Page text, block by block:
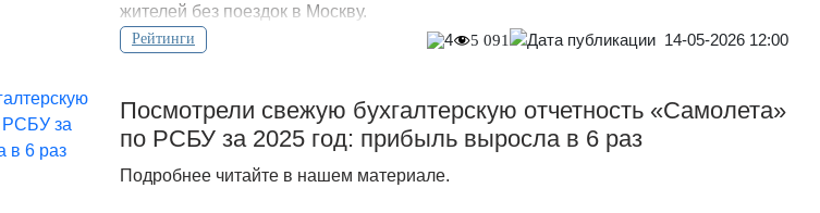
жителей без поездок в Москву.
Рейтинги 4 5 091 14-05-2026 12:00
Посмотрели свежую бухгалтерскую отчетность «Самолета»
по РСБУ за 2025 год: прибыль выросла в 6 раз
Подробнее читайте в нашем материале.